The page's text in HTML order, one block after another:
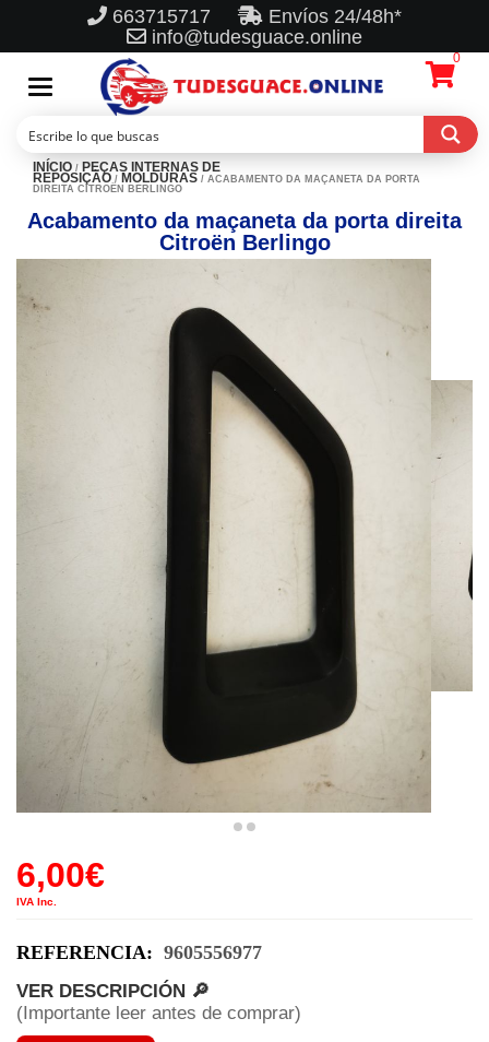
663715717
Envíos 24/48h*
info@tudesguace.online
Toggle
navigation
0
INÍCIO / PEÇAS INTERNAS DE
REPOSIÇÃO / MOLDURAS / ACABAMENTO DA MAÇANETA DA PORTA
DIREITA CITROËN BERLINGO
Acabamento da maçaneta da porta direita
Citroën Berlingo
6,00€
IVA Inc.
REFERENCIA: 9605556977
VER DESCRIPCIÓN 🔎
(Importante leer antes de comprar)